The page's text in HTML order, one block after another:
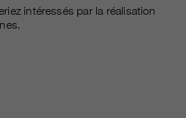
intéressés par la réalisation